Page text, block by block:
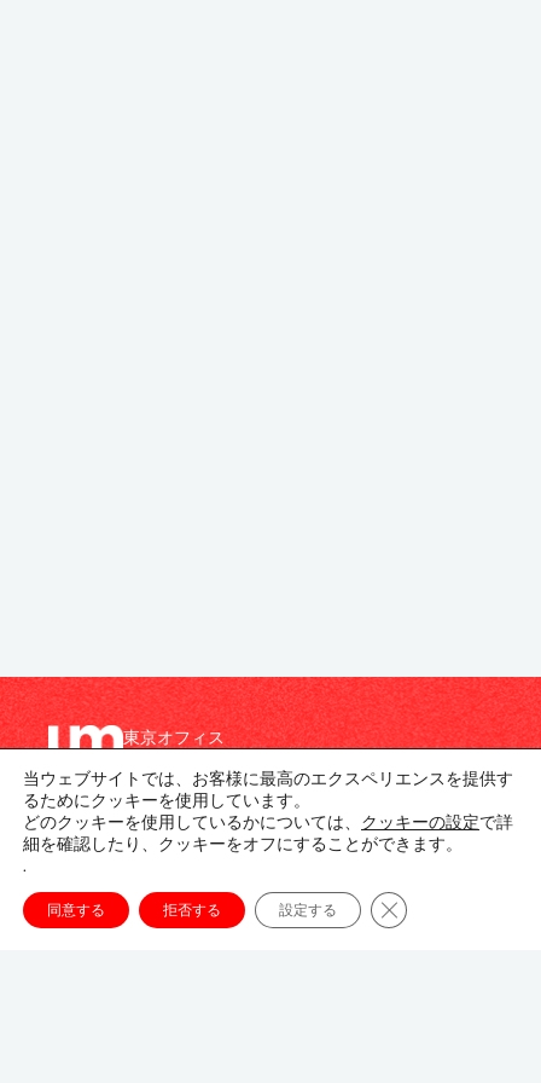
東京オフィス
東京都港区南青山1-1-1
新青山ビル東館 20階
tokyo_japan-contact@umww.com
当ウェブサイトでは、お客様に最高のエクスペリエンスを提供す
るためにクッキーを使用しています。
どのクッキーを使用しているかについては、 クッキーの設定で詳
細を確認したり、クッキーをオフにすることができます。
.
同意する 拒否する 設定する Close GDPR